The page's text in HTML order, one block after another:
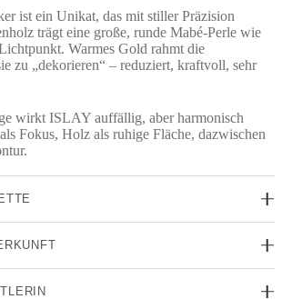
ist ein Unikat, das mit stiller Präzision
trägt eine große, runde Mabé-Perle wie
Warmes Gold rahmt die
zu „dekorieren“ – reduziert, kraftvoll, sehr
wirkt ISLAY auffällig, aber harmonisch
Fokus, Holz als ruhige Fläche, dazwischen